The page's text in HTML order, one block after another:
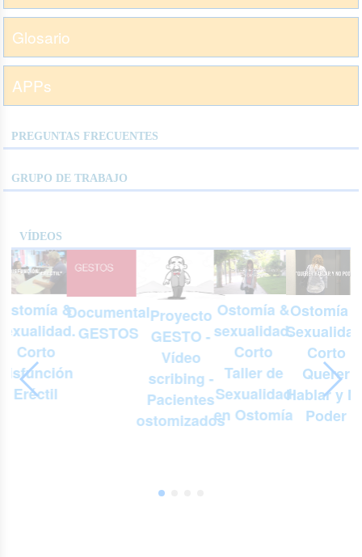
Glosario
APPs
PREGUNTAS FRECUENTES
GRUPO DE TRABAJO
VÍDEOS
Ostomía &
Corto
Eréctil
Documental
GESTOS
Proyecto
GESTO -
Vídeo
scribing -
Pacientes
ostomizados
Ostomía &
sexualidad.
Corto
Taller de
Sexualidad
en Ostomía
Ostomía &
Corto
Querer
Hablar y
Poder